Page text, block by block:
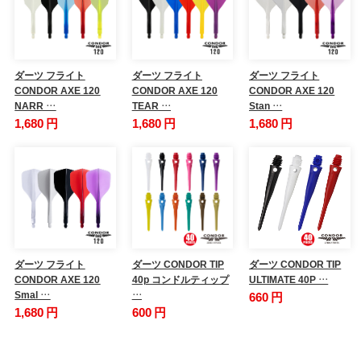
ダーツ フライト
CONDOR AXE 120
NARR …
1,680 円
ダーツ フライト
CONDOR AXE 120
TEAR …
1,680 円
ダーツ フライト
CONDOR AXE 120
Stan …
1,680 円
ダーツ フライト
CONDOR AXE 120
Smal …
1,680 円
ダーツ CONDOR TIP
40p コンドルティップ
…
600 円
ダーツ CONDOR TIP
ULTIMATE 40P …
660 円